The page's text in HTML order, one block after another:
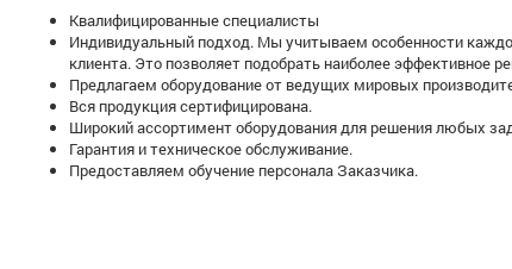
Квалифицированные специалисты
Индивидуальный подход. Мы учитываем особенности
клиента. Это позволяет подобрать наиболее эффективное
Предлагаем оборудование от ведущих мировых
Вся продукция сертифицирована.
Широкий ассортимент оборудования для решения любых
Гарантия и техническое обслуживание.
Предоставляем обучение персонала Заказчика.